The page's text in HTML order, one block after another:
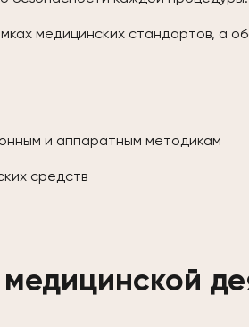
медицинских стандартов, а
и аппаратным методикам
средств